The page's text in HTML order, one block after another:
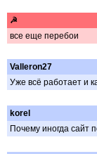
☭
все еще перебои
Valleron27
Уже всё работает и
korel
Почему иногда сайт